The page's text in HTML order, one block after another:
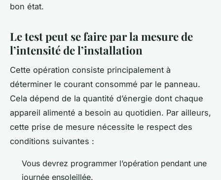
bon état.
Le test peut se faire par la mesure de
l’intensité de l’installation
Cette opération consiste principalement à
déterminer le courant consommé par le panneau.
Cela dépend de la quantité d’énergie dont chaque
appareil alimenté a besoin au quotidien. Par ailleurs,
cette prise de mesure nécessite le respect des
conditions suivantes :
Vous devrez programmer l’opération pendant une
journée ensoleillée.